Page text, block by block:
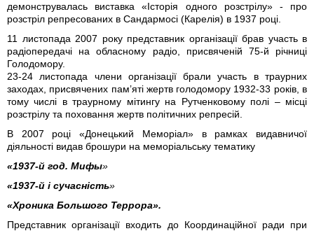
демонструвалась виставка «Історія одного розстрілу» - про
розстріл репресованих в Сандармосі (Карелія) в 1937 році.
11 листопада 2007 року представник організації брав участь в
радіопередачі на обласному радіо, присвяченій 75-й річниці
Голодомору.
23-24 листопада члени організації брали участь в траурних
заходах, присвячених пам’яті жертв голодомору 1932-33 років, в
тому числі в траурному мітингу на Рутченковому полі – місці
розстрілу та поховання жертв політичних репресій.
В 2007 році «Донецький Меморіал» в рамках видавничої
діяльності видав брошури на меморіальську тематику
«1937-й год. Мифы»
«1937-й і сучасність»
«Хроника Большого Террора».
Представник організації входить до Координаційної ради при